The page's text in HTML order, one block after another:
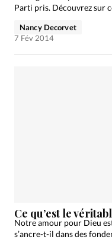
Tous les articles
Actualité
Dossier
Parti pris. Découvrez sur
Nancy Decorvet
7 Fév 2014
Ce qu’est le
Notre amour pour Dieu
s’ancre-t-il dans des